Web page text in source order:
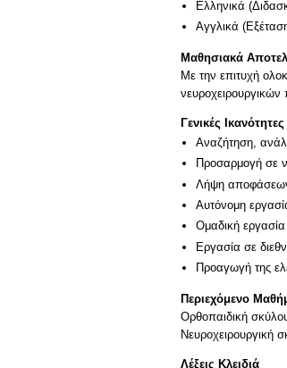
Ελληνικά
Αγγλικά
Μαθησιακά
Με την επιτυχή
Γενικές Ικανότητες
Αναζήτηση,
Προσαρμογή σε
Λήψη
Αυτόνομη
Ομαδική εργασία
Εργασία σε
Προαγωγή της
Περιεχόμενο
Ορθοπαιδική
Νευροχειρουργική
Λέξεις Κλειδιά